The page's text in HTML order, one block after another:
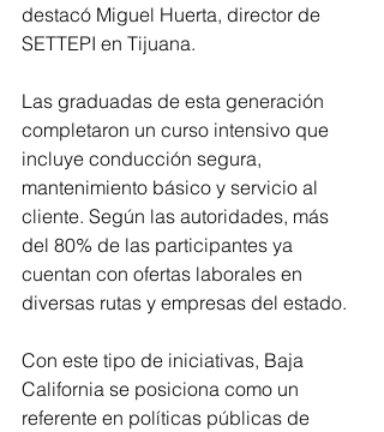
destacó Miguel Huerta, director de
SETTEPI en Tijuana.
Las graduadas de esta generación
completaron un curso intensivo que
incluye conducción segura,
mantenimiento básico y servicio al
cliente. Según las autoridades, más
del 80% de las participantes ya
cuentan con ofertas laborales en
diversas rutas y empresas del estado.
Con este tipo de iniciativas, Baja
California se posiciona como un
referente en políticas públicas de